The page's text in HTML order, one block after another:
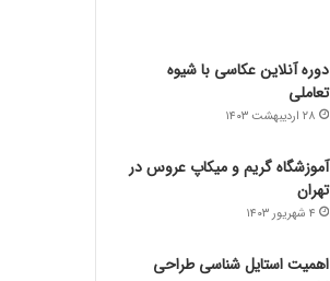
دوره آنلاین عکاسی با شیوه
تعاملی
۲۸ اردیبهشت ۱۴۰۳
آموزشگاه گریم و میکاپ عروس در
تهران
۴ شهریور ۱۴۰۳
اهمیت استایل شناسی طراحی